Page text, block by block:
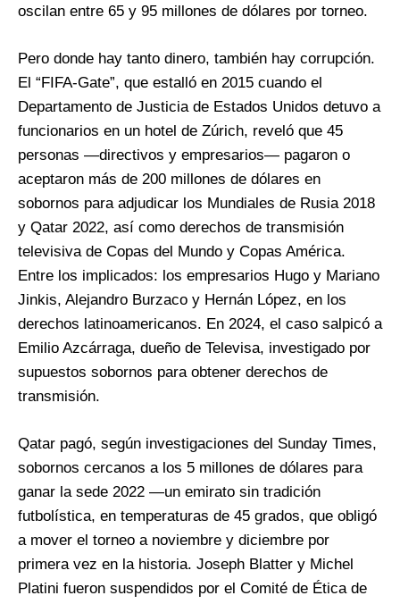
oscilan entre 65 y 95 millones de dólares por torneo.
Pero donde hay tanto dinero, también hay corrupción.
El “FIFA-Gate”, que estalló en 2015 cuando el
Departamento de Justicia de Estados Unidos detuvo a
funcionarios en un hotel de Zúrich, reveló que 45
personas —directivos y empresarios— pagaron o
aceptaron más de 200 millones de dólares en
sobornos para adjudicar los Mundiales de Rusia 2018
y Qatar 2022, así como derechos de transmisión
televisiva de Copas del Mundo y Copas América.
Entre los implicados: los empresarios Hugo y Mariano
Jinkis, Alejandro Burzaco y Hernán López, en los
derechos latinoamericanos. En 2024, el caso salpicó a
Emilio Azcárraga, dueño de Televisa, investigado por
supuestos sobornos para obtener derechos de
transmisión.
Qatar pagó, según investigaciones del Sunday Times,
sobornos cercanos a los 5 millones de dólares para
ganar la sede 2022 —un emirato sin tradición
futbolística, en temperaturas de 45 grados, que obligó
a mover el torneo a noviembre y diciembre por
primera vez en la historia. Joseph Blatter y Michel
Platini fueron suspendidos por el Comité de Ética de